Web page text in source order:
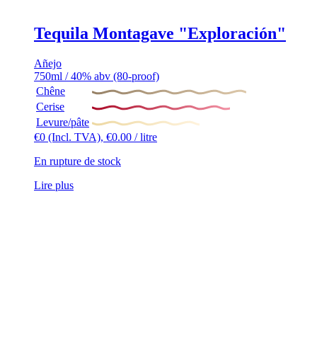
Tequila Montagave "Exploración"
Añejo
750ml / 40% abv (80-proof)
Chêne
Cerise
Levure/pâte
€0 (Incl. TVA), €0.00 / litre
En rupture de stock
Lire plus